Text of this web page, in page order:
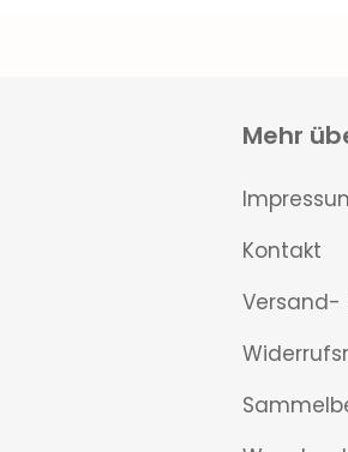
Mehr
Kontakt
Versand-